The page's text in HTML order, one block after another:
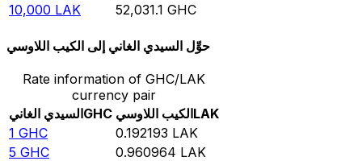
10,000 LAK 52,031.1 GHC
حوِّل السيدي الغاني إلى الكيب اللاوسي
Rate information of GHC/LAK
currency pair
السيدي الغانيGHC الكيب اللاوسيLAK
1 GHC 0.192193 LAK
5 GHC 0.960964 LAK